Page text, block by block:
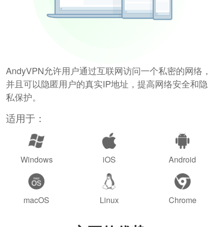
AndyVPN允许用户通过互联网访问一个私密的网络，
并且可以隐匿用户的真实IP地址，提高网络安全和隐
私保护。
适用于：
Windows iOS Android
macOS Linux Chrome